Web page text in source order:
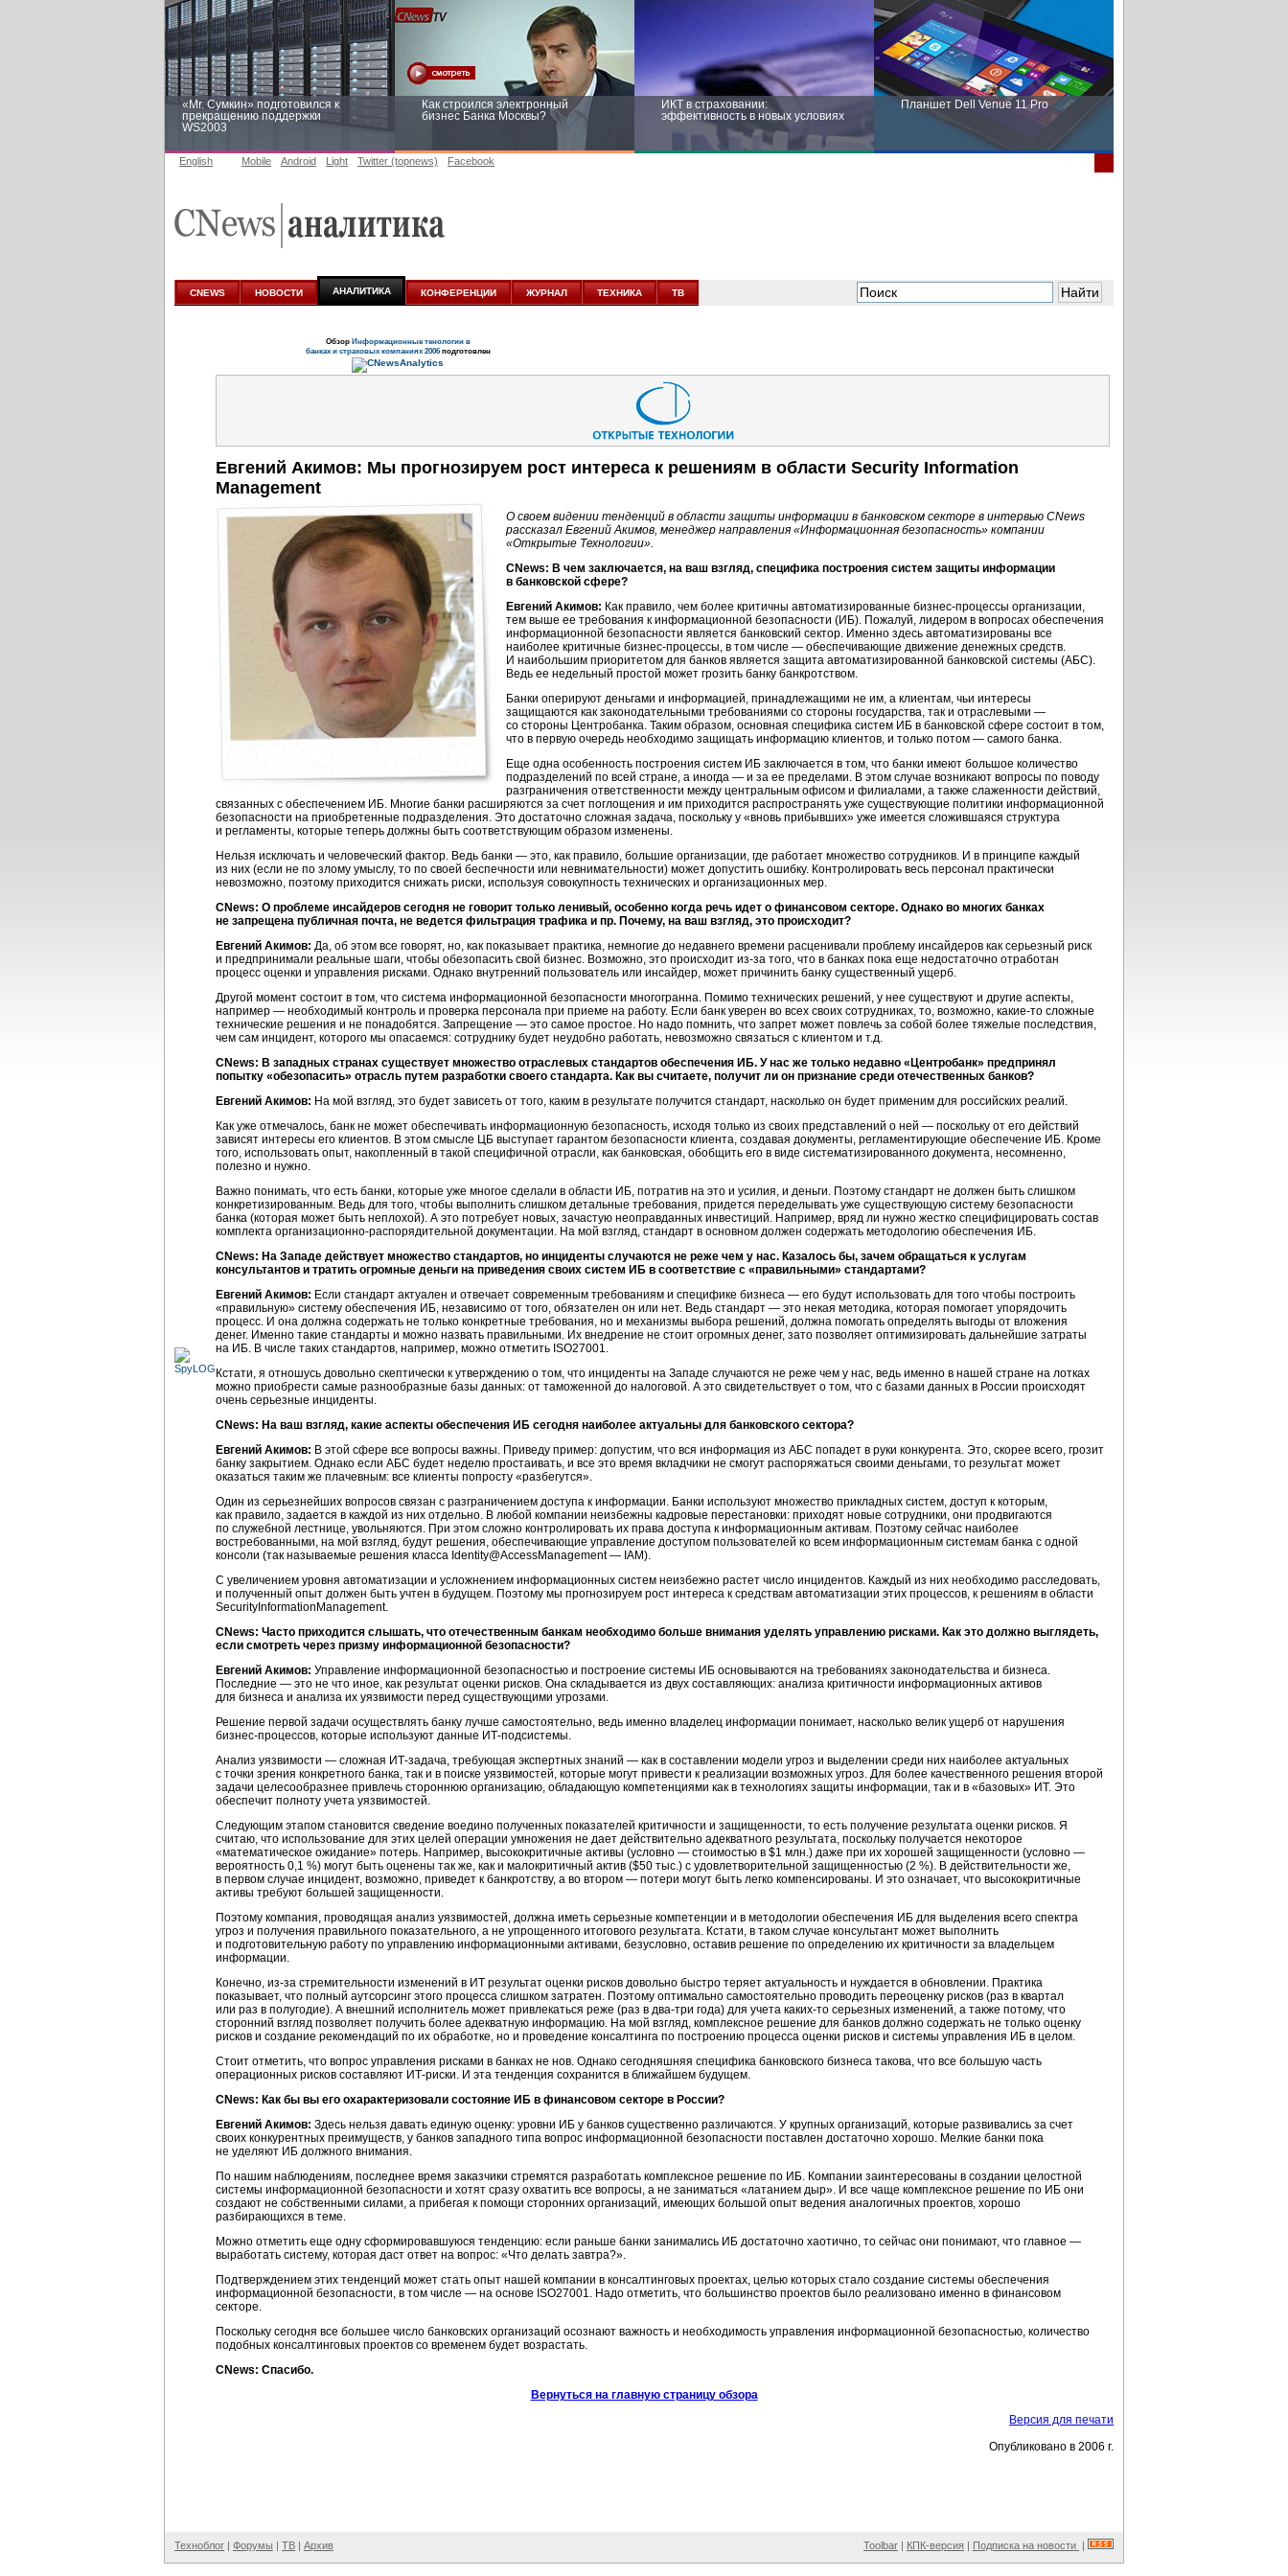
«Mr. Сумкин» подготовился к
прекращению поддержки
WS2003
Как строился электронный
бизнес Банка Москвы?
ИКТ в страховании:
эффективность в новых условиях
Планшет Dell Venue 11 Pro
аналитике
новых условиях
English Mobile Android Light Twitter (topnews) Facebook
CNEWS НОВОСТИ АНАЛИТИКА КОНФЕРЕНЦИИ ЖУРНАЛ ТЕХНИКА ТВ
Обзор Информационные тенологии в
банках и страховых компаниях 2006подготовлен
Евгений Акимов: Мы прогнозируем рост интереса к решениям в области Security Information
Management
О своем видении тенденций в области защиты информации в банковском секторе в интервью CNews
рассказал Евгений Акимов, менеджер направления «Информационная безопасность» компании
«Открытые Технологии».
CNews: В чем заключается, на ваш взгляд, специфика построения систем защиты информации
в банковской сфере?
Евгений Акимов: Как правило, чем более критичны автоматизированные бизнес-процессы организации,
тем выше ее требования к информационной безопасности (ИБ). Пожалуй, лидером в вопросах обеспечения
информационной безопасности является банковский сектор. Именно здесь автоматизированы все
наиболее критичные бизнес-процессы, в том числе — обеспечивающие движение денежных средств.
И наибольшим приоритетом для банков является защита автоматизированной банковской системы (АБС).
Ведь ее недельный простой может грозить банку банкротством.
Банки оперируют деньгами и информацией, принадлежащими не им, а клиентам, чьи интересы
защищаются как законодательными требованиями со стороны государства, так и отраслевыми —
со стороны Центробанка. Таким образом, основная специфика систем ИБ в банковской сфере состоит в том,
что в первую очередь необходимо защищать информацию клиентов, и только потом — самого банка.
Еще одна особенность построения систем ИБ заключается в том, что банки имеют большое количество
подразделений по всей стране, а иногда — и за ее пределами. В этом случае возникают вопросы по поводу
разграничения ответственности между центральным офисом и филиалами, а также слаженности действий,
связанных с обеспечением ИБ. Многие банки расширяются за счет поглощения и им приходится распространять уже существующие политики информационной
безопасности на приобретенные подразделения. Это достаточно сложная задача, поскольку у «вновь прибывших» уже имеется сложившаяся структура
и регламенты, которые теперь должны быть соответствующим образом изменены.
Нельзя исключать и человеческий фактор. Ведь банки — это, как правило, большие организации, где работает множество сотрудников. И в принципе каждый
из них (если не по злому умыслу, то по своей беспечности или невнимательности) может допустить ошибку. Контролировать весь персонал практически
невозможно, поэтому приходится снижать риски, используя совокупность технических и организационных мер.
CNews: О проблеме инсайдеров сегодня не говорит только ленивый, особенно когда речь идет о финансовом секторе. Однако во многих банках
не запрещена публичная почта, не ведется фильтрация трафика и пр. Почему, на ваш взгляд, это происходит?
Евгений Акимов: Да, об этом все говорят, но, как показывает практика, немногие до недавнего времени расценивали проблему инсайдеров как серьезный риск
и предпринимали реальные шаги, чтобы обезопасить свой бизнес. Возможно, это происходит из-за того, что в банках пока еще недостаточно отработан
процесс оценки и управления рисками. Однако внутренний пользователь или инсайдер, может причинить банку существенный ущерб.
Другой момент состоит в том, что система информационной безопасности многогранна. Помимо технических решений, у нее существуют и другие аспекты,
например — необходимый контроль и проверка персонала при приеме на работу. Если банк уверен во всех своих сотрудниках, то, возможно, какие-то сложные
технические решения и не понадобятся. Запрещение — это самое простое. Но надо помнить, что запрет может повлечь за собой более тяжелые последствия,
чем сам инцидент, которого мы опасаемся: сотруднику будет неудобно работать, невозможно связаться с клиентом и т.д.
CNews: В западных странах существует множество отраслевых стандартов обеспечения ИБ. У нас же только недавно «Центробанк» предпринял
попытку «обезопасить» отрасль путем разработки своего стандарта. Как вы считаете, получит ли он признание среди отечественных банков?
Евгений Акимов: На мой взгляд, это будет зависеть от того, каким в результате получится стандарт, насколько он будет применим для российских реалий.
Как уже отмечалось, банк не может обеспечивать информационную безопасность, исходя только из своих представлений о ней — поскольку от его действий
зависят интересы его клиентов. В этом смысле ЦБ выступает гарантом безопасности клиента, создавая документы, регламентирующие обеспечение ИБ. Кроме
того, использовать опыт, накопленный в такой специфичной отрасли, как банковская, обобщить его в виде систематизированного документа, несомненно,
полезно и нужно.
Важно понимать, что есть банки, которые уже многое сделали в области ИБ, потратив на это и усилия, и деньги. Поэтому стандарт не должен быть слишком
конкретизированным. Ведь для того, чтобы выполнить слишком детальные требования, придется переделывать уже существующую систему безопасности
банка (которая может быть неплохой). А это потребует новых, зачастую неоправданных инвестиций. Например, вряд ли нужно жестко специфицировать состав
комплекта организационно-распорядительной документации. На мой взгляд, стандарт в основном должен содержать методологию обеспечения ИБ.
CNews: На Западе действует множество стандартов, но инциденты случаются не реже чем у нас. Казалось бы, зачем обращаться к услугам
консультантов и тратить огромные деньги на приведения своих систем ИБ в соответствие с «правильными» стандартами?
Евгений Акимов: Если стандарт актуален и отвечает современным требованиям и специфике бизнеса — его будут использовать для того чтобы построить
«правильную» систему обеспечения ИБ, независимо от того, обязателен он или нет. Ведь стандарт — это некая методика, которая помогает упорядочить
процесс. И она должна содержать не только конкретные требования, но и механизмы выбора решений, должна помогать определять выгоды от вложения
денег. Именно такие стандарты и можно назвать правильными. Их внедрение не стоит огромных денег, зато позволяет оптимизировать дальнейшие затраты
на ИБ. В числе таких стандартов, например, можно отметить ISO27001.
Кстати, я отношусь довольно скептически к утверждению о том, что инциденты на Западе случаются не реже чем у нас, ведь именно в нашей стране на лотках
можно приобрести самые разнообразные базы данных: от таможенной до налоговой. А это свидетельствует о том, что с базами данных в России происходят
очень серьезные инциденты.
CNews: На ваш взгляд, какие аспекты обеспечения ИБ сегодня наиболее актуальны для банковского сектора?
Евгений Акимов: В этой сфере все вопросы важны. Приведу пример: допустим, что вся информация из АБС попадет в руки конкурента. Это, скорее всего, грозит
банку закрытием. Однако если АБС будет неделю простаивать, и все это время вкладчики не смогут распоряжаться своими деньгами, то результат может
оказаться таким же плачевным: все клиенты попросту «разбегутся».
Один из серьезнейших вопросов связан с разграничением доступа к информации. Банки используют множество прикладных систем, доступ к которым,
как правило, задается в каждой из них отдельно. В любой компании неизбежны кадровые перестановки: приходят новые сотрудники, они продвигаются
по служебной лестнице, увольняются. При этом сложно контролировать их права доступа к информационным активам. Поэтому сейчас наиболее
востребованными, на мой взгляд, будут решения, обеспечивающие управление доступом пользователей ко всем информационным системам банка с одной
консоли (так называемые решения класса Identity@AccessManagement — IAM).
С увеличением уровня автоматизации и усложнением информационных систем неизбежно растет число инцидентов. Каждый из них необходимо расследовать,
и полученный опыт должен быть учтен в будущем. Поэтому мы прогнозируем рост интереса к средствам автоматизации этих процессов, к решениям в области
SecurityInformationManagement.
CNews: Часто приходится слышать, что отечественным банкам необходимо больше внимания уделять управлению рисками. Как это должно выглядеть,
если смотреть через призму информационной безопасности?
Евгений Акимов: Управление информационной безопасностью и построение системы ИБ основываются на требованиях законодательства и бизнеса.
Последние — это не что иное, как результат оценки рисков. Она складывается из двух составляющих: анализа критичности информационных активов
для бизнеса и анализа их уязвимости перед существующими угрозами.
Решение первой задачи осуществлять банку лучше самостоятельно, ведь именно владелец информации понимает, насколько велик ущерб от нарушения
бизнес-процессов, которые используют данные ИТ-подсистемы.
Анализ уязвимости — сложная ИТ-задача, требующая экспертных знаний — как в составлении модели угроз и выделении среди них наиболее актуальных
с точки зрения конкретного банка, так и в поиске уязвимостей, которые могут привести к реализации возможных угроз. Для более качественного решения второй
задачи целесообразнее привлечь стороннюю организацию, обладающую компетенциями как в технологиях защиты информации, так и в «базовых» ИТ. Это
обеспечит полноту учета уязвимостей.
Следующим этапом становится сведение воедино полученных показателей критичности и защищенности, то есть получение результата оценки рисков. Я
считаю, что использование для этих целей операции умножения не дает действительно адекватного результата, поскольку получается некоторое
«математическое ожидание» потерь. Например, высококритичные активы (условно — стоимостью в $1 млн.) даже при их хорошей защищенности (условно —
вероятность 0,1 %) могут быть оценены так же, как и малокритичный актив ($50 тыс.) с удовлетворительной защищенностью (2 %). В действительности же,
в первом случае инцидент, возможно, приведет к банкротству, а во втором — потери могут быть легко компенсированы. И это означает, что высококритичные
активы требуют большей защищенности.
Поэтому компания, проводящая анализ уязвимостей, должна иметь серьезные компетенции и в методологии обеспечения ИБ для выделения всего спектра
угроз и получения правильного показательного, а не упрощенного итогового результата. Кстати, в таком случае консультант может выполнить
и подготовительную работу по управлению информационными активами, безусловно, оставив решение по определению их критичности за владельцем
информации.
Конечно, из-за стремительности изменений в ИТ результат оценки рисков довольно быстро теряет актуальность и нуждается в обновлении. Практика
показывает, что полный аутсорсинг этого процесса слишком затратен. Поэтому оптимально самостоятельно проводить переоценку рисков (раз в квартал
или раз в полугодие). А внешний исполнитель может привлекаться реже (раз в два-три года) для учета каких-то серьезных изменений, а также потому, что
сторонний взгляд позволяет получить более адекватную информацию. На мой взгляд, комплексное решение для банков должно содержать не только оценку
рисков и создание рекомендаций по их обработке, но и проведение консалтинга по построению процесса оценки рисков и системы управления ИБ в целом.
Стоит отметить, что вопрос управления рисками в банках не нов. Однако сегодняшняя специфика банковского бизнеса такова, что все большую часть
операционных рисков составляют ИТ-риски. И эта тенденция сохранится в ближайшем будущем.
CNews: Как бы вы его охарактеризовали состояние ИБ в финансовом секторе в России?
Евгений Акимов: Здесь нельзя давать единую оценку: уровни ИБ у банков существенно различаются. У крупных организаций, которые развивались за счет
своих конкурентных преимуществ, у банков западного типа вопрос информационной безопасности поставлен достаточно хорошо. Мелкие банки пока
не уделяют ИБ должного внимания.
По нашим наблюдениям, последнее время заказчики стремятся разработать комплексное решение по ИБ. Компании заинтересованы в создании целостной
системы информационной безопасности и хотят сразу охватить все вопросы, а не заниматься «латанием дыр». И все чаще комплексное решение по ИБ они
создают не собственными силами, а прибегая к помощи сторонних организаций, имеющих большой опыт ведения аналогичных проектов, хорошо
разбирающихся в теме.
Можно отметить еще одну сформировавшуюся тенденцию: если раньше банки занимались ИБ достаточно хаотично, то сейчас они понимают, что главное —
выработать систему, которая даст ответ на вопрос: «Что делать завтра?».
Подтверждением этих тенденций может стать опыт нашей компании в консалтинговых проектах, целью которых стало создание системы обеспечения
информационной безопасности, в том числе — на основе ISO27001. Надо отметить, что большинство проектов было реализовано именно в финансовом
секторе.
Поскольку сегодня все большее число банковских организаций осознают важность и необходимость управления информационной безопасностью, количество
подобных консалтинговых проектов со временем будет возрастать.
CNews: Спасибо.
Вернуться на главную страницу обзора
Версия для печати
Опубликовано в 2006 г.
Техноблог | Форумы | ТВ | Архив Toolbar | КПК-версия | Подписка на новости |